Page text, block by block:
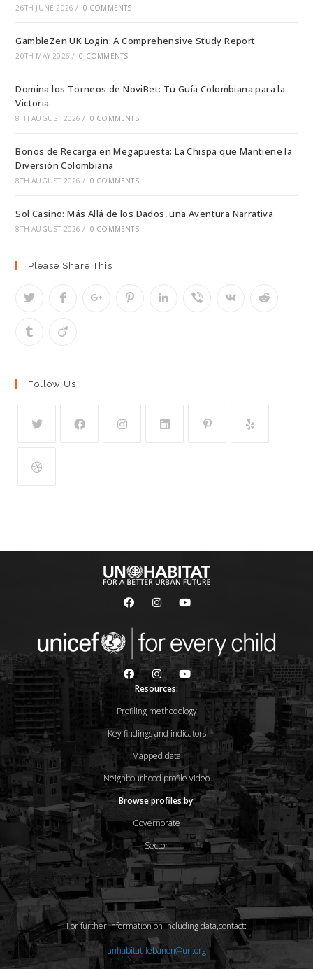
26TH JUNE 2026 / 0 COMMENTS
GambleZen UK Login: A Comprehensive Study Report
20TH MAY 2026 / 0 COMMENTS
Domina los Torneos de NoviBet: Tu Guía Colombiana para la
Victoria
8TH AUGUST 2026 / 0 COMMENTS
Bonos de Recarga en Megapuesta: La Chispa que Mantiene la
Diversión Colombiana
8TH AUGUST 2026 / 0 COMMENTS
Sol Casino: Más Allá de los Dados, una Aventura Narrativa
8TH AUGUST 2026 / 0 COMMENTS
Please Share This
Follow Us
Resources:
Profiling methodology
Key findings and indicators
Mapped data
Neighbourhood profile video
Browse profiles by:
Governorate
Sector
For further information on including data,contact:
unhabitat-lebanon@un.org